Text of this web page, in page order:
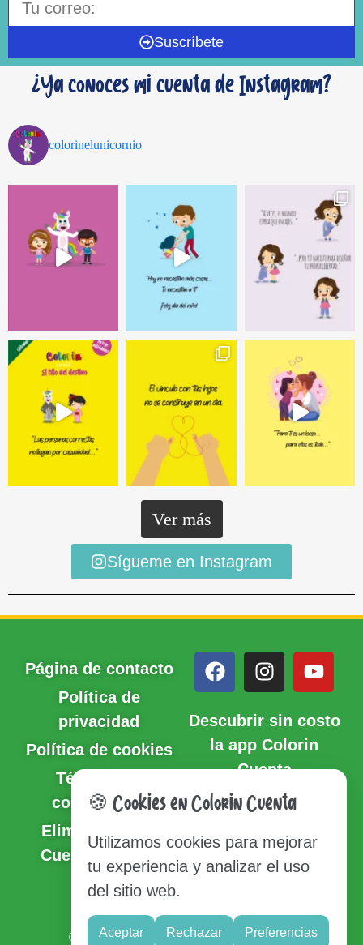
Suscríbete
¿Ya conoces mi cuenta de Instagram?
colorinelunicornio
Ver más
Sígueme en Instagram
Página de contacto
Política de
privacidad
Política de cookies
Términos y
condiciones
Eliminación de
Cuenta y Datos
Descubrir sin costo
la app Colorin
Cuenta
© Copyright 2020-2026 Colorin Cuenta
🍪 Cookies en Colorin Cuenta
Utilizamos cookies para mejorar
tu experiencia y analizar el uso
del sitio web.
Aceptar Rechazar Preferencias